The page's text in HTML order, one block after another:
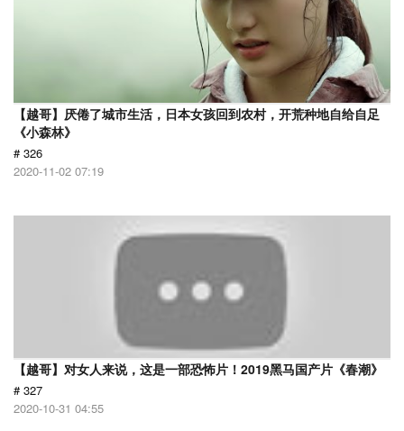
【越哥】厌倦了城市生活，日本女孩回到农村，开荒种地自给自足
《小森林》
# 326
2020-11-02 07:19
【越哥】对女人来说，这是一部恐怖片！2019黑马国产片《春潮》
# 327
2020-10-31 04:55